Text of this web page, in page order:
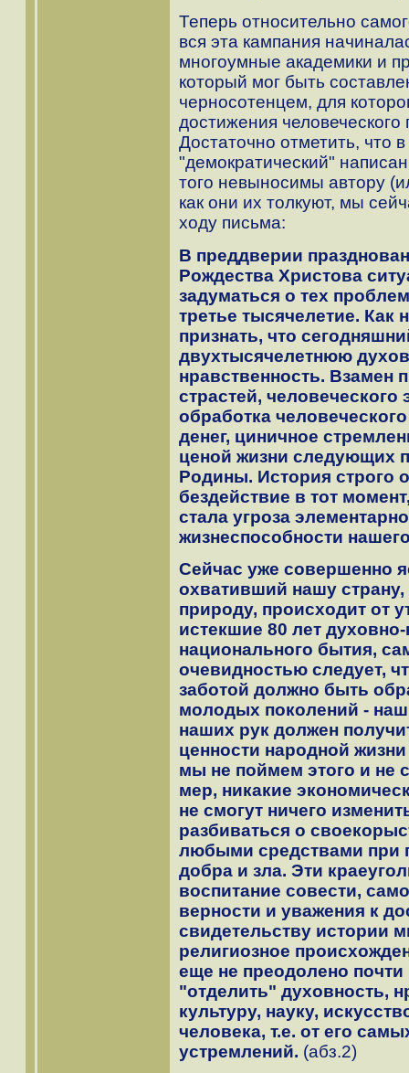
Теперь относительно
вся эта кампания
многоумные академики и
который мог быть
черносотенцем, для
достижения
Достаточно отметить, что
"демократический"
того невыносимы автору
как они их толкуют, мы
ходу письма:
В преддверии
Рождества Христова
задуматься о тех
третье тысячелетие. Как
признать, что
двухтысячелетнюю
нравственность. Взамен
страстей, человеческого
обработка
денег, циничное
ценой жизни следующих
Родины. История строго
бездействие в тот
стала угроза
жизнеспособности
Сейчас уже совершенно
охвативший нашу
природу, происходит от
истекшие 80 лет
национального бытия,
очевидностью следует,
заботой должно быть
молодых поколений -
наших рук должен
ценности народной
мы не поймем этого и не
мер, никакие
не смогут ничего
разбиваться о
любыми средствами при
добра и зла. Эти
воспитание совести,
верности и уважения к
свидетельству истории
религиозное
еще не преодолено
"отделить" духовность,
культуру, науку,
человека, т.е. от его
устремлений. (абз.2)